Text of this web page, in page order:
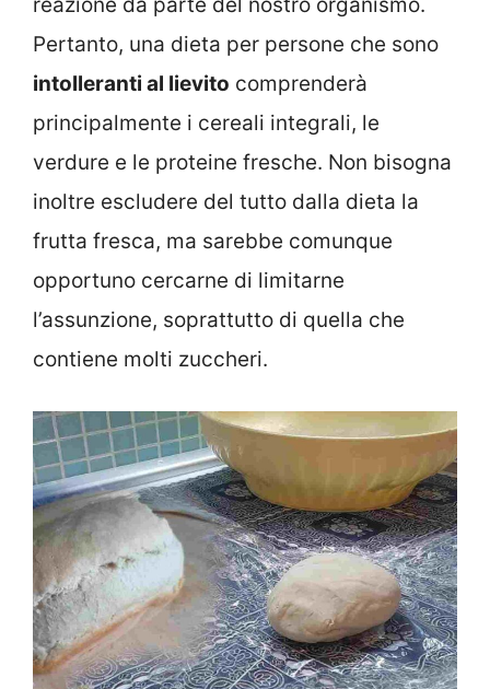
Pertanto, una dieta per persone che sono
intolleranti al lievito comprenderà
principalmente i cereali integrali, le
verdure e le proteine fresche. Non bisogna
inoltre escludere del tutto dalla dieta la
frutta fresca, ma sarebbe comunque
opportuno cercarne di limitarne
l’assunzione, soprattutto di quella che
contiene molti zuccheri.